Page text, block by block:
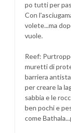
po tutti per
Con
volete...ma
vuole.
Reef:
muretti di
barriera
per creare la
sabbia e le
ben pochi e
come